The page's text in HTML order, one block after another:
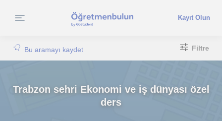
Kayıt Olun
Bu aramayı kaydet Filtre
Trabzon sehri Ekonomi ve iş dünyası özel
ders